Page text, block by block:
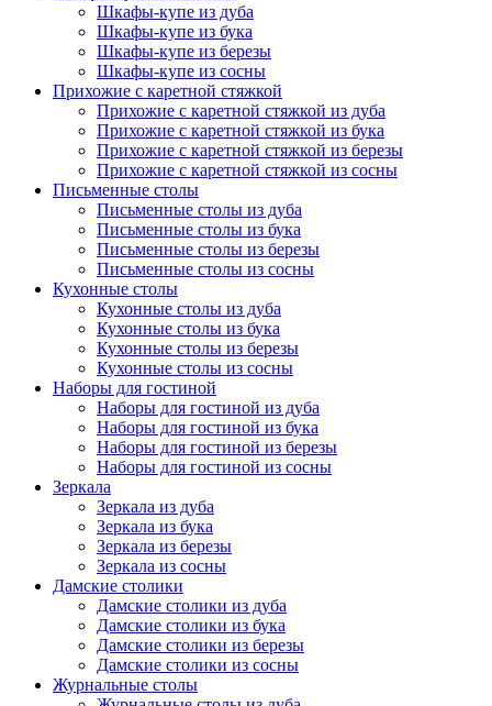
Шкафы-купе из дуба
Шкафы-купе из бука
Шкафы-купе из березы
Шкафы-купе из сосны
Прихожие с каретной стяжкой
Прихожие с каретной стяжкой из дуба
Прихожие с каретной стяжкой из бука
Прихожие с каретной стяжкой из березы
Прихожие с каретной стяжкой из сосны
Письменные столы
Письменные столы из дуба
Письменные столы из бука
Письменные столы из березы
Письменные столы из сосны
Кухонные столы
Кухонные столы из дуба
Кухонные столы из бука
Кухонные столы из березы
Кухонные столы из сосны
Наборы для гостиной
Наборы для гостиной из дуба
Наборы для гостиной из бука
Наборы для гостиной из березы
Наборы для гостиной из сосны
Зеркала
Зеркала из дуба
Зеркала из бука
Зеркала из березы
Зеркала из сосны
Дамские столики
Дамские столики из дуба
Дамские столики из бука
Дамские столики из березы
Дамские столики из сосны
Журнальные столы